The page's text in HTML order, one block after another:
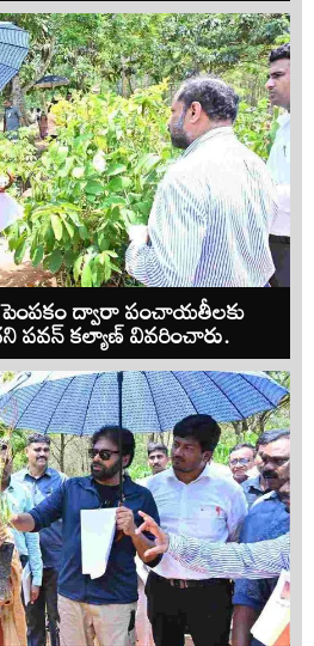
ద్వారా పంచాయతీలకు
పవన్ కల్యాణ్ వివరించారు.